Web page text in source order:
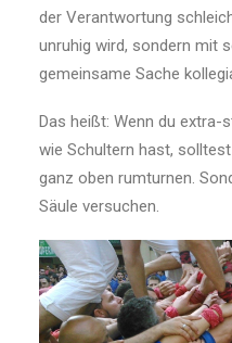
der Verantwortung
unruhig wird, sondern mit
gemeinsame Sache
Das heißt: Wenn du extra-
wie Schultern hast,
ganz oben rumturnen.
Säule versuchen.